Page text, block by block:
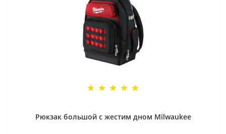
Рюкзак большой с жестим дном Milwaukee